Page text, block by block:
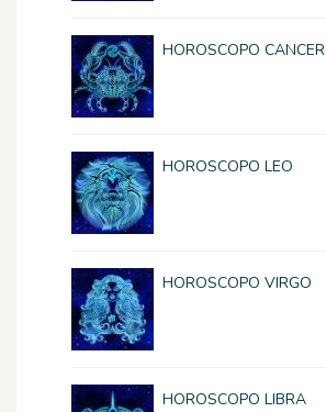
HOROSCOPO CANCER
HOROSCOPO LEO
HOROSCOPO VIRGO
HOROSCOPO LIBRA